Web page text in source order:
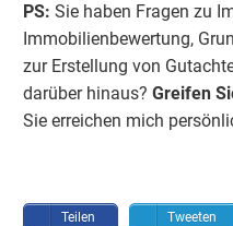
PS: Sie haben Fragen zu
Immobilienbewertung,
zur Erstellung von
darüber hinaus? Greifen
Sie erreichen mich
Teilen Tweeten